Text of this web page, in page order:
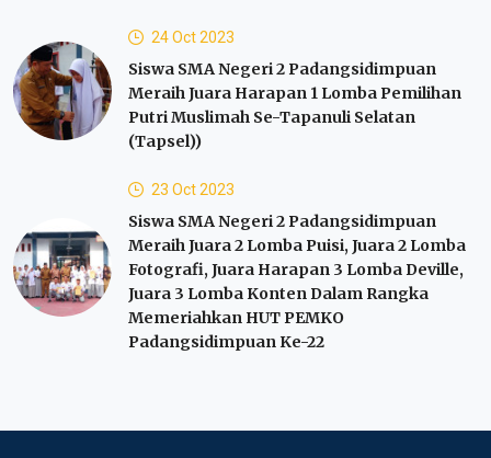
24 Oct 2023
Siswa SMA Negeri 2 Padangsidimpuan
Meraih Juara Harapan 1 Lomba Pemilihan
Putri Muslimah Se-Tapanuli Selatan
(Tapsel))
23 Oct 2023
Siswa SMA Negeri 2 Padangsidimpuan
Meraih Juara 2 Lomba Puisi, Juara 2 Lomba
Fotografi, Juara Harapan 3 Lomba Deville,
Juara 3 Lomba Konten Dalam Rangka
Memeriahkan HUT PEMKO
Padangsidimpuan Ke-22